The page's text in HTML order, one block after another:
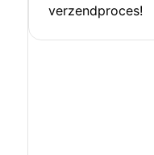
verzendproces!